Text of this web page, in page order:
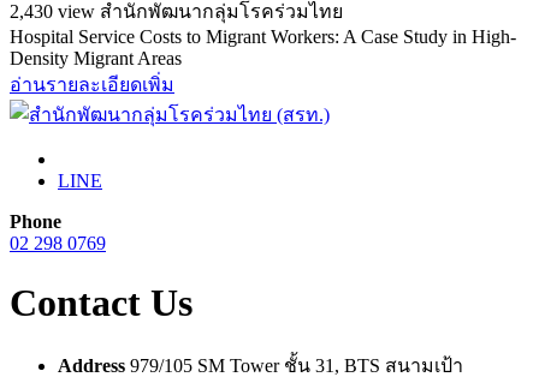
2,430 view สำนักพัฒนากลุ่มโรคร่วมไทย
Hospital Service Costs to Migrant Workers: A Case Study in High-
Density Migrant Areas
อ่านรายละเอียดเพิ่ม
LINE
Phone
02 298 0769
Contact Us
Address 979/105 SM Tower ชั้น 31, BTS สนามเป้า